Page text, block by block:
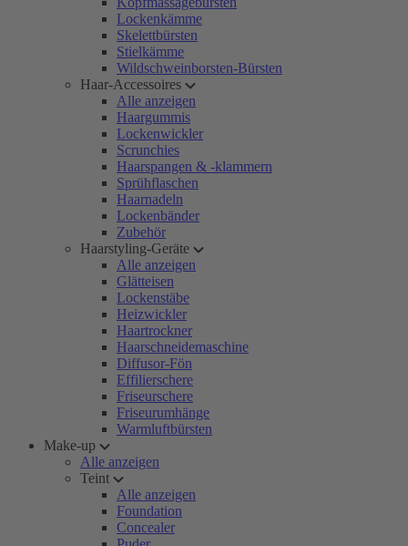
Lockenkämme
Skelettbürsten
Stielkämme
Wildschweinborsten-Bürsten
Haar-Accessoires
Alle anzeigen
Haargummis
Lockenwickler
Scrunchies
Haarspangen & -klammern
Sprühflaschen
Haarnadeln
Lockenbänder
Zubehör
Haarstyling-Geräte
Alle anzeigen
Glätteisen
Lockenstäbe
Heizwickler
Haartrockner
Haarschneidemaschine
Diffusor-Fön
Effilierschere
Friseurschere
Friseurumhänge
Warmluftbürsten
Make-up
Alle anzeigen
Teint
Alle anzeigen
Foundation
Concealer